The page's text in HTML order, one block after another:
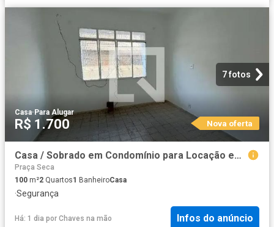
7 fotos
Casa·Para Alugar
R$ 1.700 Nova oferta
Casa / Sobrado em Condomínio para Locação em Rio de Janeiro/RJ Campinho 2 Quartos
Praça Seca
100 m²2 Quartos1 BanheiroCasa
·Segurança
Há: 1 dia por Chaves na mão Infos do anúncio